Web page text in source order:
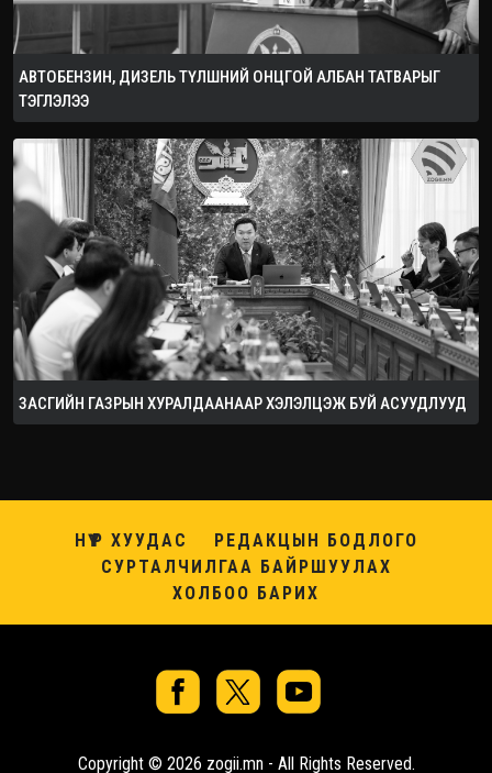
АВТОБЕНЗИН, ДИЗЕЛЬ ТҮЛШНИЙ ОНЦГОЙ АЛБАН ТАТВАРЫГ
ТЭГЛЭЛЭЭ
ЗАСГИЙН ГАЗРЫН ХУРАЛДААНААР ХЭЛЭЛЦЭЖ БУЙ АСУУДЛУУД
НҮҮР ХУУДАС
РЕДАКЦЫН БОДЛОГО
СУРТАЛЧИЛГАА БАЙРШУУЛАХ
ХОЛБОО БАРИХ
Copyright © 2026 zogii.mn - All Rights Reserved.